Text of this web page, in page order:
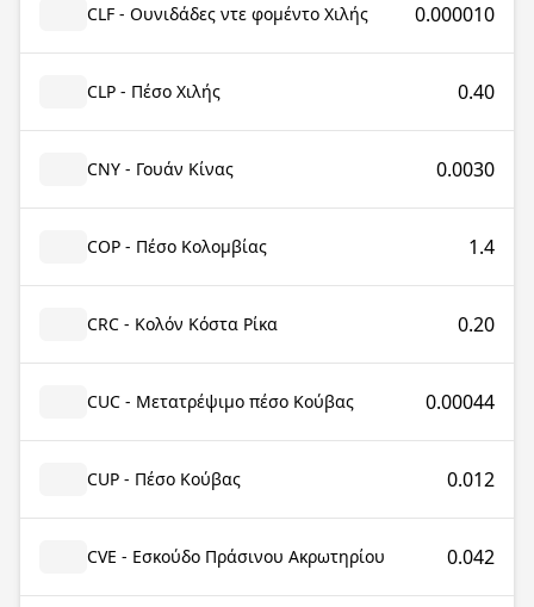
CLF - Ουνιδάδες ντε φομέντο Χιλής 0.000010
CLP - Πέσο Χιλής 0.40
CNY - Γουάν Κίνας 0.0030
COP - Πέσο Κολομβίας 1.4
CRC - Κολόν Κόστα Ρίκα 0.20
CUC - Μετατρέψιμο πέσο Κούβας 0.00044
CUP - Πέσο Κούβας 0.012
CVE - Εσκούδο Πράσινου Ακρωτηρίου 0.042